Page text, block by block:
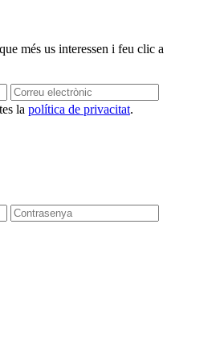
més us interessen i feu clic a
la política de privacitat.